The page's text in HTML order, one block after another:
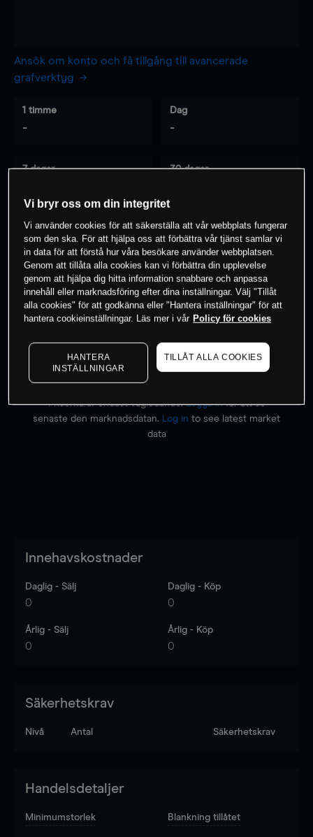
Ansök om konto och få tillgång till avancerade
grafverktyg
1 timme
-
Dag
-
7 dagar 30 dagar
0% av kunderna har en position i detta
instrument
Börja handla
Priserna är endast vägledande.Logga inför att se
senaste den marknadsdatan.
Log in to see latest market
data
Innehavskostnader
Daglig - Sälj
0
Daglig - Köp
0
Årlig - Sälj
0
Årlig - Köp
0
Säkerhetskrav
Nivå Antal Säkerhetskrav
Handelsdetaljer
Minimumstorlek Blankning tillåtet
Vi bryr oss om din integritet
Vi använder cookies för att säkerställa att vår webbplats fungerar
som den ska. För att hjälpa oss att förbättra vår tjänst samlar vi
in data för att förstå hur våra besökare använder webbplatsen.
Genom att tillåta alla cookies kan vi förbättra din upplevelse
genom att hjälpa dig hitta information snabbare och anpassa
innehåll eller marknadsföring efter dina inställningar. Välj "Tillåt
alla cookies" för att godkänna eller "Hantera inställningar" för att
hantera cookieinställningar. Läs mer i vår Policy för cookies
HANTERA
INSTÄLLNINGAR
TILLÅT ALLA COOKIES